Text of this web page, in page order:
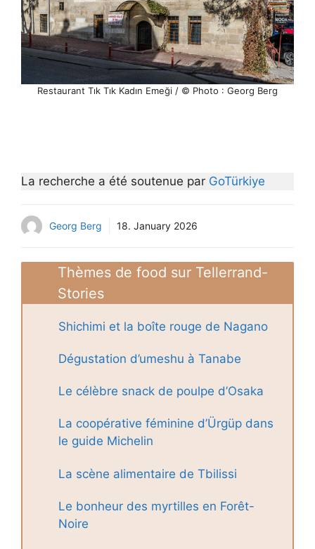
Restaurant Tık Tık Kadın Emeği / © Photo : Georg Berg
La recherche a été soutenue par GoTürkiye
Georg Berg 18. January 2026
Thèmes de food sur Tellerrand-
Stories
Shichimi et la boîte rouge de Nagano
Dégustation d’umeshu à Tanabe
Le célèbre snack de poulpe d’Osaka
La coopérative féminine d’Ürgüp dans
le guide Michelin
La scène alimentaire de Tbilissi
Le bonheur des myrtilles en Forêt-
Noire